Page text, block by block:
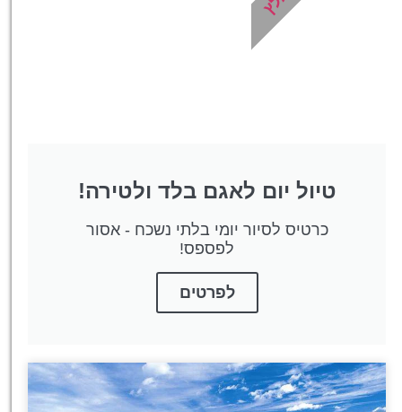
טיול יום לאגם בלד ולטירה!
כרטיס לסיור יומי בלתי נשכח - אסור
לפספס!
לפרטים